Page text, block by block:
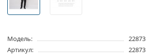
Модель:
22873
Артикул:
22873